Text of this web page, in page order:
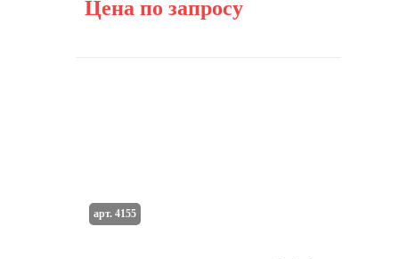
Цена по запросу
арт. 4155